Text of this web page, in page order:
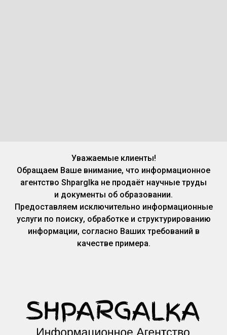
Уважаемые клиенты!
Обращаем Ваше внимание, что информационное
агентство Shparglka не продаёт научные труды
и документы об образовании.
Предоставляем исключительно информационные
услуги по поиску, обработке и структурированию
информации, согласно Ваших требований в
качестве примера.